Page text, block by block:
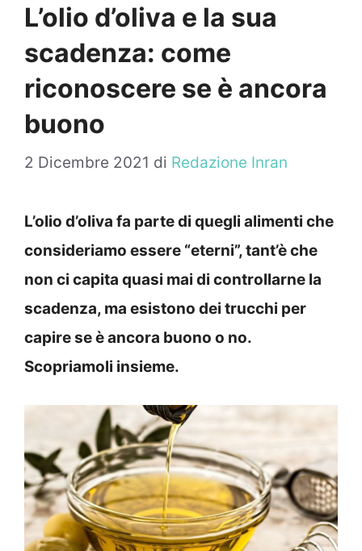
L’olio d’oliva e la sua
scadenza: come
riconoscere se è ancora
buono
2 Dicembre 2021 di Redazione Inran
L’olio d’oliva fa parte di quegli alimenti che
consideriamo essere “eterni”, tant’è che
non ci capita quasi mai di controllarne la
scadenza, ma esistono dei trucchi per
capire se è ancora buono o no.
Scopriamoli insieme.